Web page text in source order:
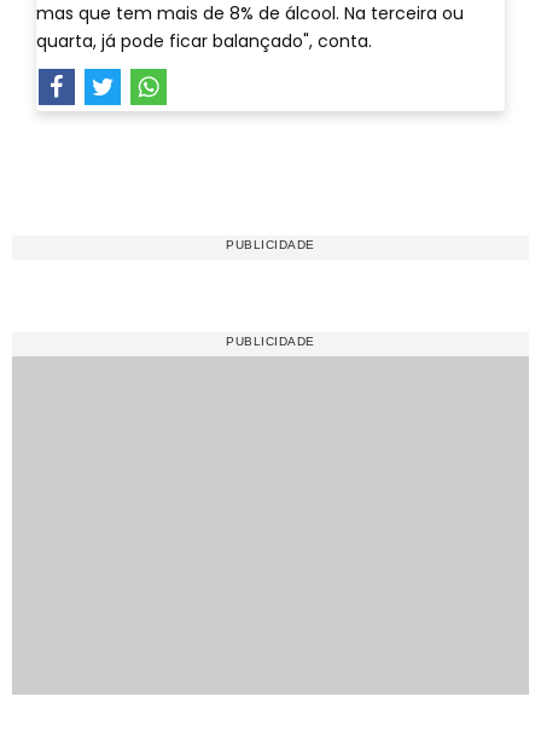
mas que tem mais de 8% de álcool. Na terceira ou
quarta, já pode ficar balançado", conta.